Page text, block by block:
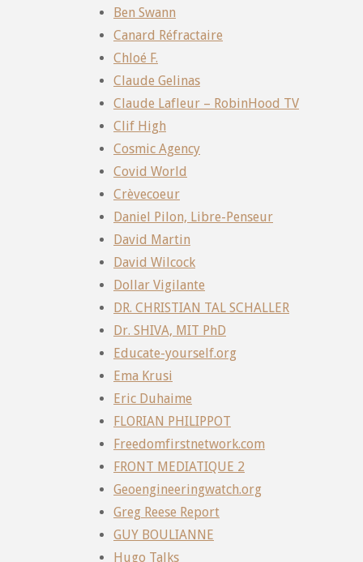
Ben Swann
Canard Réfractaire
Chloé F.
Claude Gelinas
Claude Lafleur – RobinHood TV
Clif High
Cosmic Agency
Covid World
Crèvecoeur
Daniel Pilon, Libre-Penseur
David Martin
David Wilcock
Dollar Vigilante
DR. CHRISTIAN TAL SCHALLER
Dr. SHIVA, MIT PhD
Educate-yourself.org
Ema Krusi
Eric Duhaime
FLORIAN PHILIPPOT
Freedomfirstnetwork.com
FRONT MEDIATIQUE 2
Geoengineeringwatch.org
Greg Reese Report
GUY BOULIANNE
Hugo Talks